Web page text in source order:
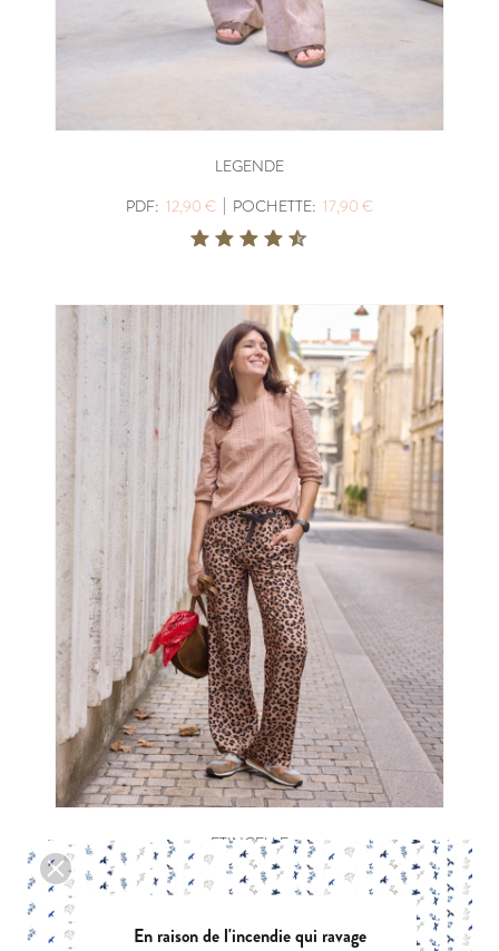
LEGENDE
PDF: 12,90 € | POCHETTE: 17,90 €
ETINCELLE
PDF: 12,90 € | POCHETTE: 17,90 €
En raison de l'incendie qui ravage